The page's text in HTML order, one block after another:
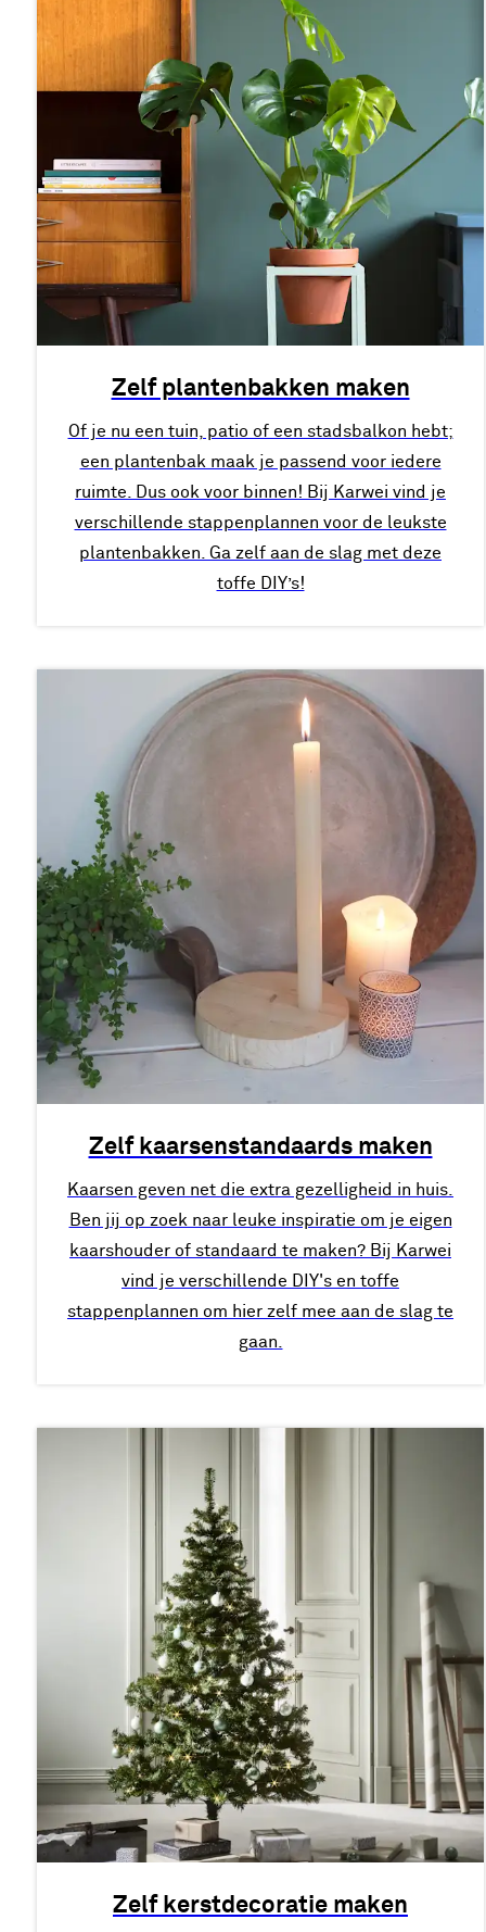
Zelf plantenbakken maken
Of je nu een tuin, patio of een stadsbalkon hebt;
een plantenbak maak je passend voor iedere
ruimte. Dus ook voor binnen! Bij Karwei vind je
verschillende stappenplannen voor de leukste
plantenbakken. Ga zelf aan de slag met deze
toffe DIY’s!
Zelf kaarsenstandaards maken
Kaarsen geven net die extra gezelligheid in huis.
Ben jij op zoek naar leuke inspiratie om je eigen
kaarshouder of standaard te maken? Bij Karwei
vind je verschillende DIY's en toffe
stappenplannen om hier zelf mee aan de slag te
gaan.
Zelf kerstdecoratie maken